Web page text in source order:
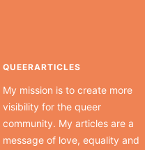
QUEERARTICLES
My mission is to create more
visibility for the queer
community. My articles are a
message of love, equality and